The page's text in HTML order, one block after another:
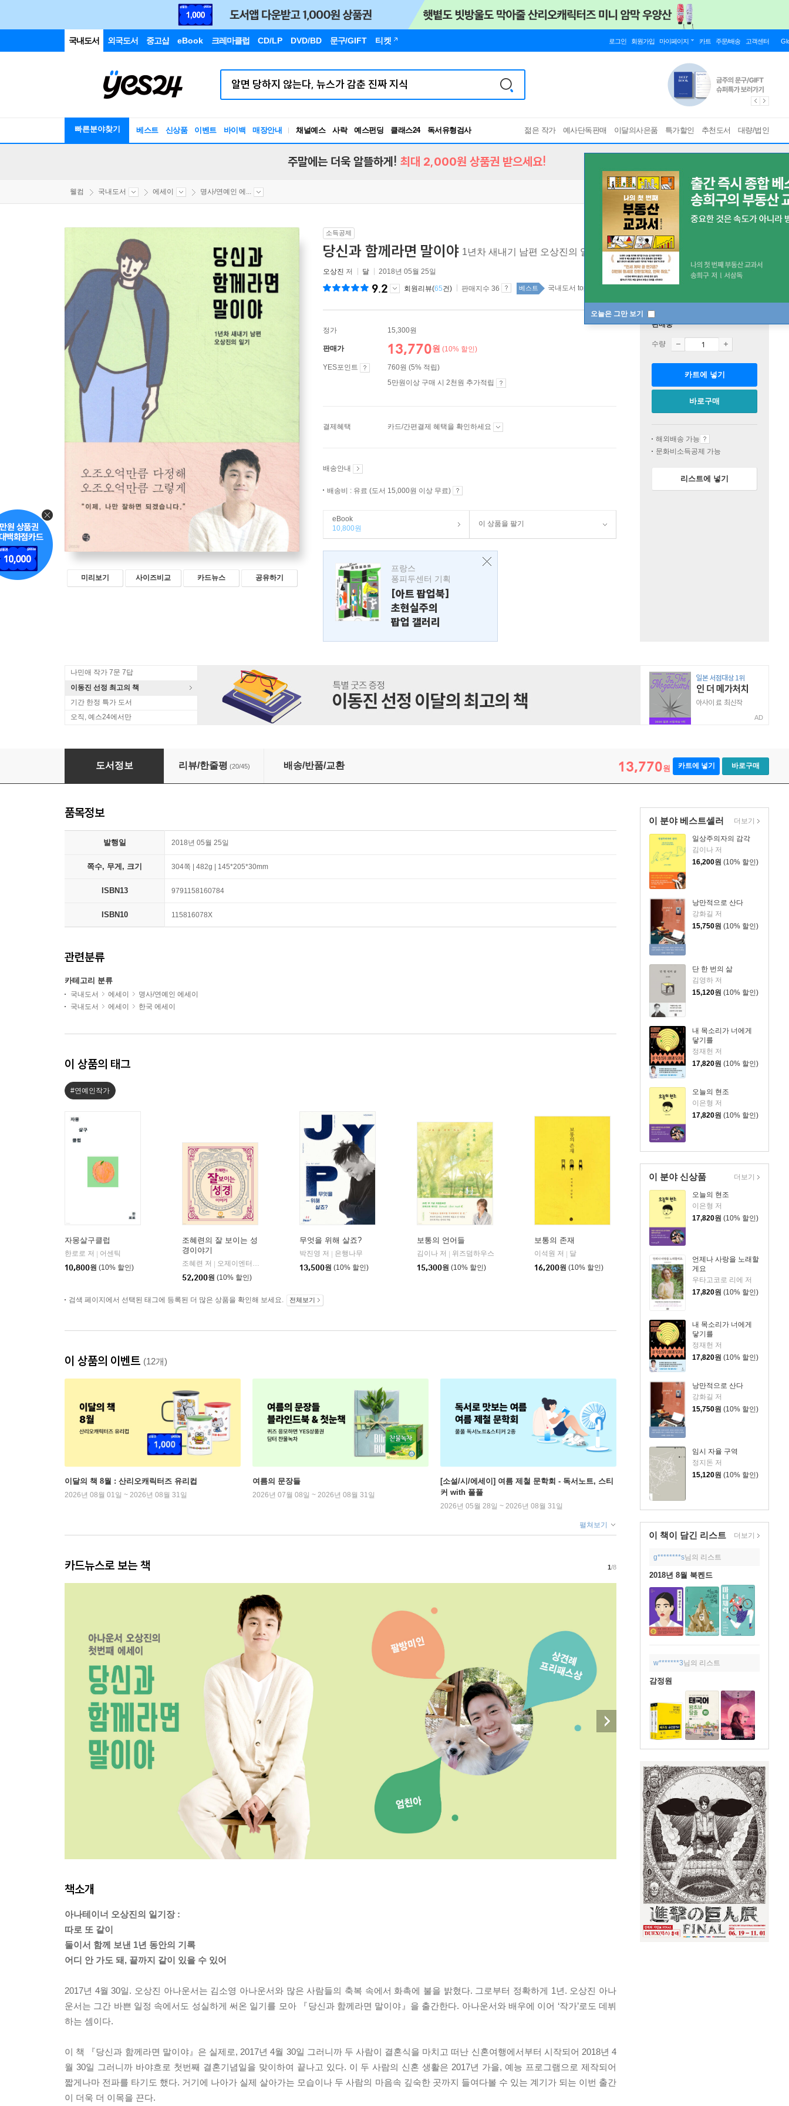
국내도서 외국도서 중고샵 eBook 크레마클럽 CD/LP DVD/BD 문구/GIFT 티켓 로그인 회원가입 마이페이지 카트 주문/배송 고객센터
빠른분야찾기 베스트 신상품 이벤트 바이백 매장안내 채널예스 사락 예스펀딩 클래스24
독서유형검사
RBTI Lab
젊은 작가 예사단독판매 이달의사은품 특가할인 추천도서 대량/법인
오늘은 그만 보기
주말에는 더욱 알뜰하게! 최대 2,000원 상품권 받으세요!
웰컴 국내도서 에세이 명사/연예인 에...
미리보기 사이즈비교 카드뉴스 공유하기
소득공제
당신과 함께라면 말이야 1년차 새내기 남편 오상진의 일기
오상진 저 달 2018년 05월 25일
9.2 회원리뷰(65건) 판매지수 36 베스트 국내도서 top100 3주
정가 15,300원
판매가 13,770원 (10% 할인)
YES포인트
760원 (5% 적립)
5만원이상 구매 시 2천원 추가적립
결제혜택 카드/간편결제 혜택을 확인하세요
배송안내
배송비 : 유료 (도서 15,000원 이상 무료)
eBook
10,800원
이 상품을 팔기
프랑스
퐁피두센터 기획
[아트 팝업북]
초현실주의
팝업 갤러리
판매중
수량
카트에 넣기
바로구매
해외배송 가능
문화비소득공제 가능
리스트에 넣기
나민애 작가 7문 7답
이동진 선정 최고의 책
기간 한정 특가 도서
오직, 예스24에서만
AD
당신과 함께라면 말이야
도서정보 리뷰/한줄평 (20/45) 배송/반품/교환 13,770원 카트에 넣기 바로구매
이 분야 베스트셀러
일상주의자의 감각
김이나 저
16,200원 (10% 할인)
낭만적으로 산다
강화길 저
15,750원 (10% 할인)
단 한 번의 삶
김영하 저
15,120원 (10% 할인)
내 목소리가 너에게
닿기를
정재헌 저
17,820원 (10% 할인)
오늘의 현조
이은형 저
17,820원 (10% 할인)
더보기
이 분야 신상품
오늘의 현조
이은형 저
17,820원 (10% 할인)
언제나 사랑을 노래할
게요
우타고코로 리에 저
17,820원 (10% 할인)
내 목소리가 너에게
닿기를
정재헌 저
17,820원 (10% 할인)
낭만적으로 산다
강화길 저
15,750원 (10% 할인)
임시 자율 구역
정지돈 저
15,120원 (10% 할인)
더보기
이 책이 담긴 리스트 더보기
g********s님의 리스트
2018년 8월 북켄드
w*******3님의 리스트
감정원
품목정보
발행일 2018년 05월 25일
쪽수, 무게, 크기 304쪽 | 482g | 145*205*30mm
ISBN13 9791158160784
ISBN10 115816078X
관련분류
카테고리 분류
국내도서 에세이
명사/연예인 에세이
국내도서
에세이 한국 에세이
이 상품의 태그
#연예인작가
자몽살구클럽
한로로 저
어센틱
10,800원 (10% 할인)
조혜련의 잘 보이는 성
경이야기
조혜련 저
오제이엔터스컴
52,200원 (10% 할인)
무엇을 위해 살죠?
박진영 저
은행나무
13,500원 (10% 할인)
보통의 언어들
김이나 저
위즈덤하우스
15,300원 (10% 할인)
보통의 존재
이석원 저
달
16,200원 (10% 할인)
검색 페이지에서 선택된 태그에 등록된 더 많은 상품을 확인해 보세요. 전체보기
이 상품의 이벤트 (12개)
이달의 책 8월 : 산리오캐릭터즈 유리컵
2026년 08월 01일 ~ 2026년 08월 31일
여름의 문장들
2026년 07월 08일 ~ 2026년 08월 31일
[소설/시/에세이] 여름 제철 문학회 - 독서노트, 스티
커 with 풀풀
2026년 05월 28일 ~ 2026년 08월 31일
펼쳐보기
카드뉴스로 보는 책 1/8
책소개
아나테이너 오상진의 일기장 :
따로 또 같이
둘이서 함께 보낸 1년 동안의 기록
어디 안 가도 돼, 끝까지 같이 있을 수 있어
2017년 4월 30일. 오상진 아나운서는 김소영 아나운서와 많은 사람들의 축복 속에서 화촉에 불을 밝혔다. 그로부터 정확하게 1년. 오상진 아나
운서는 그간 바쁜 일정 속에서도 성실하게 써온 일기를 모아 『당신과 함께라면 말이야』을 출간한다. 아나운서와 배우에 이어 ‘작가’로도 데뷔
하는 셈이다.
이 책 『당신과 함께라면 말이야』은 실제로, 2017년 4월 30일 그러니까 두 사람이 결혼식을 마치고 떠난 신혼여행에서부터 시작되어 2018년 4
월 30일 그러니까 바야흐로 첫번째 결혼기념일을 맞이하여 끝나고 있다. 이 두 사람의 신혼 생활은 2017년 가을, 예능 프로그램으로 제작되어
짧게나마 전파를 타기도 했다. 거기에 나아가 실제 살아가는 모습이나 두 사람의 마음속 깊숙한 곳까지 들여다볼 수 있는 계기가 되는 이번 출간
이 더욱 더 이목을 끈다.